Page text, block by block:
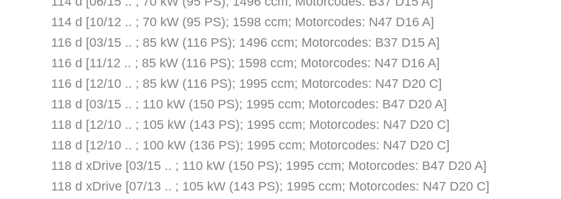
114 d [10/12 .. ; 70 kW (95 PS); 1598 ccm; Motorcodes: N47 D16 A]
116 d [03/15 .. ; 85 kW (116 PS); 1496 ccm; Motorcodes: B37 D15 A]
116 d [11/12 .. ; 85 kW (116 PS); 1598 ccm; Motorcodes: N47 D16 A]
116 d [12/10 .. ; 85 kW (116 PS); 1995 ccm; Motorcodes: N47 D20 C]
118 d [03/15 .. ; 110 kW (150 PS); 1995 ccm; Motorcodes: B47 D20 A]
118 d [12/10 .. ; 105 kW (143 PS); 1995 ccm; Motorcodes: N47 D20 C]
118 d [12/10 .. ; 100 kW (136 PS); 1995 ccm; Motorcodes: N47 D20 C]
118 d xDrive [03/15 .. ; 110 kW (150 PS); 1995 ccm; Motorcodes: B47 D20 A]
118 d xDrive [07/13 .. ; 105 kW (143 PS); 1995 ccm; Motorcodes: N47 D20 C]